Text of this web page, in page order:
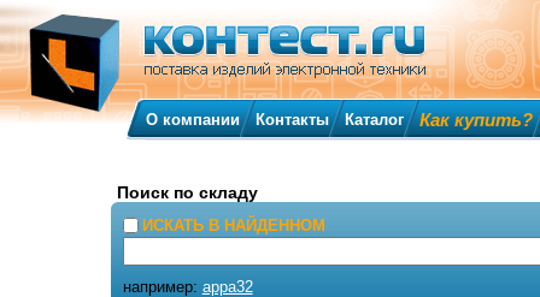
О компании Контакты Каталог Как купить?
Поиск по складу
ИСКАТЬ В НАЙДЕННОМ
например: appa32